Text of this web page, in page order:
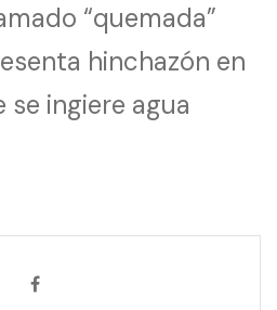
“quemada”
hinchazón en
ingiere agua